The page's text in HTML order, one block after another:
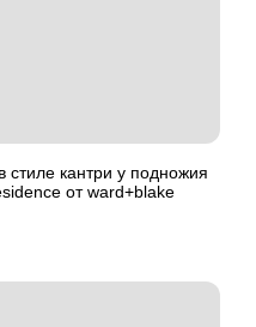
кантри у подножия
от ward+blake